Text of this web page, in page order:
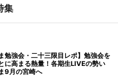
集
勉強会・二十三限目レポ】勉強会を
に高まる熱量！各期生LIVEの勢い
9月の宮崎へ